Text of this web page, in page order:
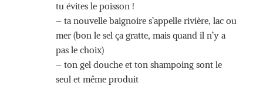
tu évites le poisson !
– ta nouvelle baignoire s’appelle rivière, lac ou
mer (bon le sel ça gratte, mais quand il n’y a
pas le choix)
– ton gel douche et ton shampoing sont le
seul et même produit